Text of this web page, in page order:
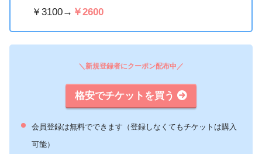
￥3100→ ￥2600
＼新規登録者にクーポン配布中／
格安でチケットを買う
会員登録は無料でできます（登録しなくてもチケットは購入
可能）